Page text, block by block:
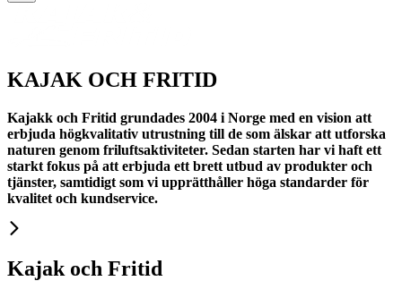
KAJAK OCH FRITID
Kajakk och Fritid grundades 2004 i Norge med en vision att
erbjuda högkvalitativ utrustning till de som älskar att utforska
naturen genom friluftsaktiviteter. Sedan starten har vi haft ett
starkt fokus på att erbjuda ett brett utbud av produkter och
tjänster, samtidigt som vi upprätthåller höga standarder för
kvalitet och kundservice.
Kajak och Fritid